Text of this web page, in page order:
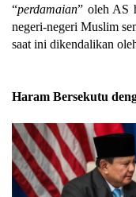
“perdamaian” oleh AS
negeri-negeri Muslim
saat ini dikendalikan
Haram Bersekutu